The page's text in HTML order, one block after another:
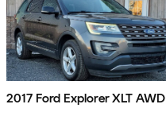
2017 Ford Explorer XLT AWD